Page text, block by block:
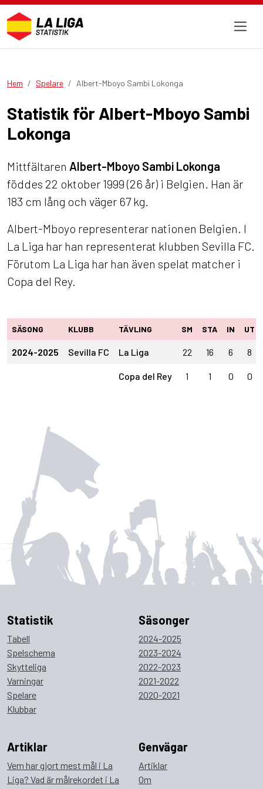
Hem Spelare Albert-Mboyo Sambi Lokonga
Statistik för Albert-Mboyo Sambi
Lokonga
Mittfältaren Albert-Mboyo Sambi Lokonga
föddes 22 oktober 1999 (26 år) i Belgien. Han är
183 cm lång och väger 67 kg.
Albert-Mboyo representerar nationen Belgien. I
La Liga har han representerat klubben Sevilla FC.
Förutom La Liga har han även spelat matcher i
Copa del Rey.
SÄSONG KLUBB TÄVLING SM STA IN UT
2024-2025 Sevilla FC La Liga 22 16 6 8
Copa del Rey 1 1 0 0
Statistik
Tabell
Spelschema
Skytteliga
Varningar
Spelare
Klubbar
Säsonger
2024-2025
2023-2024
2022-2023
2021-2022
2020-2021
Artiklar
Vem har gjort mest mål i La
Liga? Vad är målrekordet i La
Genvägar
Artiklar
Om